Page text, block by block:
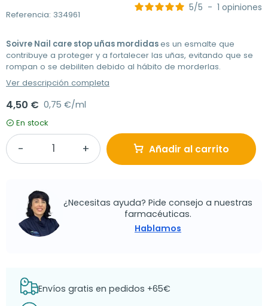
Referencia: 334961
5/5 - 1 opiniones
Soivre Nail care stop uñas mordidases un esmalte que
contribuye a proteger y a fortalecer las uñas, evitando que se
rompan o se debiliten debido al hábito de morderlas.
Ver descripción completa
4,50 € 0,75 €/ml
En stock
Añadir al carrito
¿Necesitas ayuda? Pide consejo a nuestras
farmacéuticas.
Hablamos
Envíos gratis en pedidos +65€